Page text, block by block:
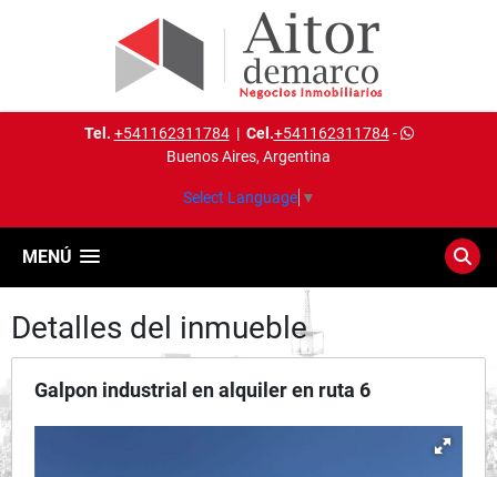
Tel. +541162311784| Cel.+541162311784-
Buenos Aires, Argentina
Select Language ▼
MENÚ
Detalles del inmueble
Galpon industrial en alquiler en ruta 6